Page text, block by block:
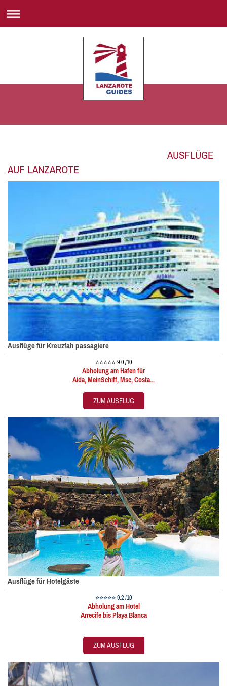
AUSFLÜGE
AUF LANZAROTE
Ausflüge für Kreuzfah passagiere
⭐⭐⭐⭐⭐ 9.0 /10
Abholung am Hafen für
Aida, MeinSchiff, Msc, Costa...
ZUM AUSFLUG
Ausflüge für Hotelgäste
⭐⭐⭐⭐⭐ 9.2 /10
Abholung am Hotel
Arrecife bis Playa Blanca
ZUM AUSFLUG